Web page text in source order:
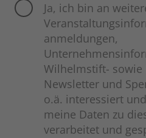
Ja, ich bin an
anmeldungen,
Wilhelmstift- sowie Fördervereins-
Newsletter und
o.ä. interessiert
meine Daten zu
verarbeitet und